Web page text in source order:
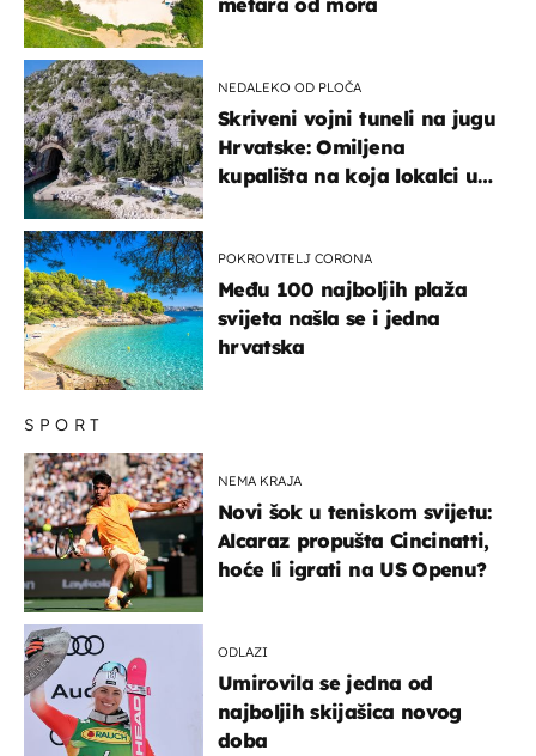
SPORT
NEMA KRAJA
Novi šok u teniskom svijetu:
Alcaraz propušta Cincinatti,
hoće li igrati na US Openu?
ODLAZI
Umirovila se jedna od
najboljih skijašica novog
doba
NEDALEKO OD PLOČA
Skriveni vojni tuneli na jugu
Hrvatske: Omiljena
kupališta na koja lokalci u
POKROVITELJ CORONA
Među 100 najboljih plaža
svijeta našla se i jedna
hrvatska